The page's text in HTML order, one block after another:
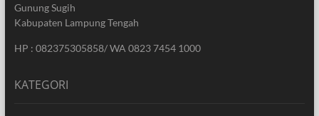
Gunung Sugih
Kabupaten Lampung Tengah
HP : 082375305858/ WA 0823 7454 1000
KATEGORI